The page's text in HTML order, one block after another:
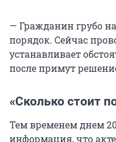
— Гражданин грубо
порядок. Сейчас
устанавливает
после примут
«Сколько стоит
Тем временем днем
информация, что